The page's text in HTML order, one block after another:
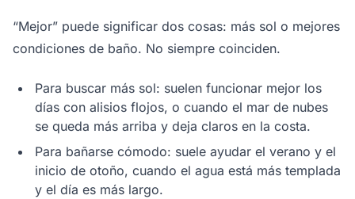
“Mejor” puede significar dos cosas: más sol o mejores
condiciones de baño. No siempre coinciden.
Para buscar más sol: suelen funcionar mejor los
días con alisios flojos, o cuando el mar de nubes
se queda más arriba y deja claros en la costa.
Para bañarse cómodo: suele ayudar el verano y el
inicio de otoño, cuando el agua está más templada
y el día es más largo.